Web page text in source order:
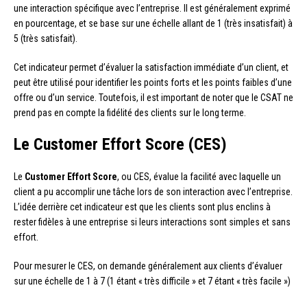
une interaction spécifique avec l’entreprise. Il est généralement exprimé
en pourcentage, et se base sur une échelle allant de 1 (très insatisfait) à
5 (très satisfait).
Cet indicateur permet d’évaluer la satisfaction immédiate d’un client, et
peut être utilisé pour identifier les points forts et les points faibles d’une
offre ou d’un service. Toutefois, il est important de noter que le CSAT ne
prend pas en compte la fidélité des clients sur le long terme.
Le Customer Effort Score (CES)
Le Customer Effort Score, ou CES, évalue la facilité avec laquelle un
client a pu accomplir une tâche lors de son interaction avec l’entreprise.
L’idée derrière cet indicateur est que les clients sont plus enclins à
rester fidèles à une entreprise si leurs interactions sont simples et sans
effort.
Pour mesurer le CES, on demande généralement aux clients d’évaluer
sur une échelle de 1 à 7 (1 étant « très difficile » et 7 étant « très facile »)